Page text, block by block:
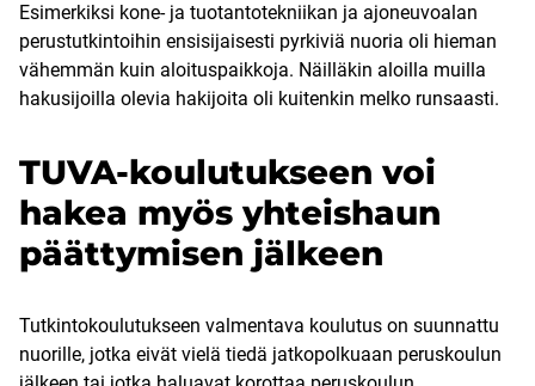
Esimerkiksi kone- ja tuotantotekniikan ja ajoneuvoalan
perustutkintoihin ensisijaisesti pyrkiviä nuoria oli hieman
vähemmän kuin aloituspaikkoja. Näilläkin aloilla muilla
hakusijoilla olevia hakijoita oli kuitenkin melko runsaasti.
TUVA-koulutukseen voi
hakea myös yhteishaun
päättymisen jälkeen
Tutkintokoulutukseen valmentava koulutus on suunnattu
nuorille, jotka eivät vielä tiedä jatkopolkuaan peruskoulun